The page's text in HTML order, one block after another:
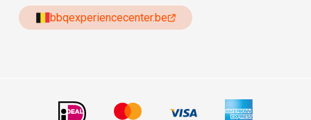
bbqexperiencecenter.be